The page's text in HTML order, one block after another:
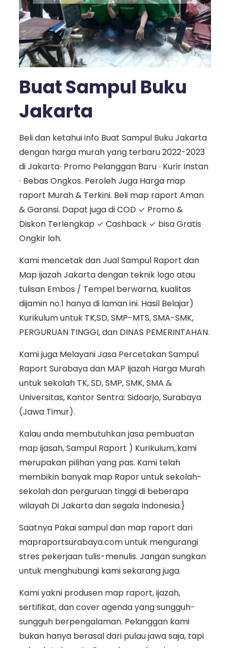
Buat Sampul Buku
Jakarta
Beli dan ketahui info Buat Sampul Buku Jakarta
dengan harga murah yang terbaru 2022-2023
di Jakarta∙ Promo Pelanggan Baru ∙ Kurir Instan
∙ Bebas Ongkos. Peroleh Juga Harga map
raport Murah & Terkini. Beli map raport Aman
& Garansi. Dapat juga di COD ✓ Promo &
Diskon Terlengkap ✓ Cashback ✓ bisa Gratis
Ongkir loh.
Kami mencetak dan Jual Sampul Raport dan
Map ijazah Jakarta dengan teknik logo atau
tulisan Embos / Tempel berwarna, kualitas
dijamin no.1 hanya di laman ini. Hasil Belajar)
Kurikulum untuk TK,SD, SMP-MTS, SMA-SMK,
PERGURUAN TINGGI, dan DINAS PEMERINTAHAN.
Kami juga Melayani Jasa Percetakan Sampul
Raport Surabaya dan MAP Ijazah Harga Murah
untuk sekolah TK, SD, SMP, SMK, SMA &
Universitas, Kantor Sentra: Sidoarjo, Surabaya
(Jawa Timur).
Kalau anda membutuhkan jasa pembuatan
map ijasah, Sampul Raport ) Kurikulum,.kami
merupakan pilihan yang pas. Kami telah
membikin banyak map Rapor untuk sekolah-
sekolah dan perguruan tinggi di beberapa
wilayah Di Jakarta dan segala Indonesia.}
Saatnya Pakai sampul dan map raport dari
mapraportsurabaya.com untuk mengurangi
stres pekerjaan tulis-menulis. Jangan sungkan
untuk menghubungi kami sekarang juga.
Kami yakni produsen map raport, ijazah,
sertifikat, dan cover agenda yang sungguh-
sungguh berpengalaman. Pelanggan kami
bukan hanya berasal dari pulau jawa saja, tapi